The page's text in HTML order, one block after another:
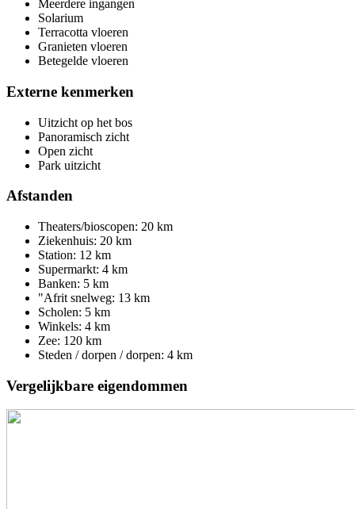
Meerdere ingangen
Solarium
Terracotta vloeren
Granieten vloeren
Betegelde vloeren
Externe kenmerken
Uitzicht op het bos
Panoramisch zicht
Open zicht
Park uitzicht
Afstanden
Theaters/bioscopen: 20 km
Ziekenhuis: 20 km
Station: 12 km
Supermarkt: 4 km
Banken: 5 km
"Afrit snelweg: 13 km
Scholen: 5 km
Winkels: 4 km
Zee: 120 km
Steden / dorpen / dorpen: 4 km
Vergelijkbare eigendommen